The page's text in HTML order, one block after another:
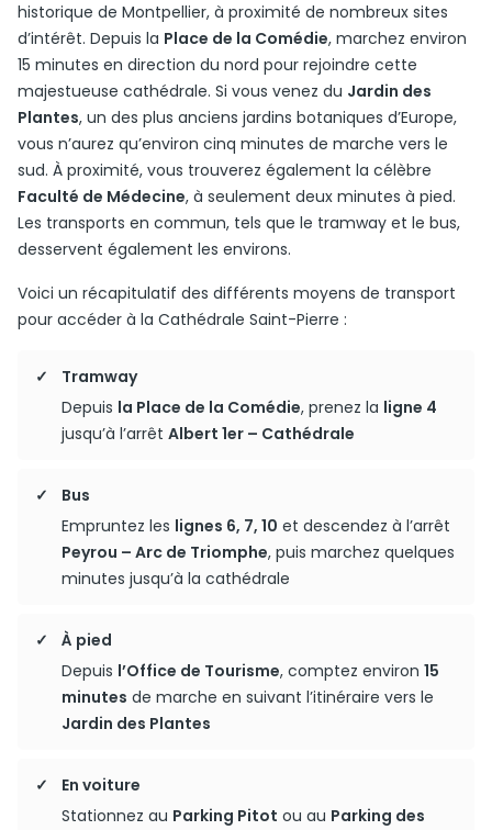
historique de Montpellier, à proximité de nombreux sites
d’intérêt. Depuis la Place de la Comédie, marchez environ
15 minutes en direction du nord pour rejoindre cette
majestueuse cathédrale. Si vous venez du Jardin des
Plantes, un des plus anciens jardins botaniques d’Europe,
vous n’aurez qu’environ cinq minutes de marche vers le
sud. À proximité, vous trouverez également la célèbre
Faculté de Médecine, à seulement deux minutes à pied.
Les transports en commun, tels que le tramway et le bus,
desservent également les environs.
Voici un récapitulatif des différents moyens de transport
pour accéder à la Cathédrale Saint-Pierre :
Tramway
Depuis la Place de la Comédie, prenez la ligne 4
jusqu’à l’arrêt Albert 1er – Cathédrale
Bus
Empruntez les lignes 6, 7, 10 et descendez à l’arrêt
Peyrou – Arc de Triomphe, puis marchez quelques
minutes jusqu’à la cathédrale
À pied
Depuis l’Office de Tourisme, comptez environ 15
minutes de marche en suivant l’itinéraire vers le
Jardin des Plantes
En voiture
Stationnez au Parking Pitot ou au Parking des